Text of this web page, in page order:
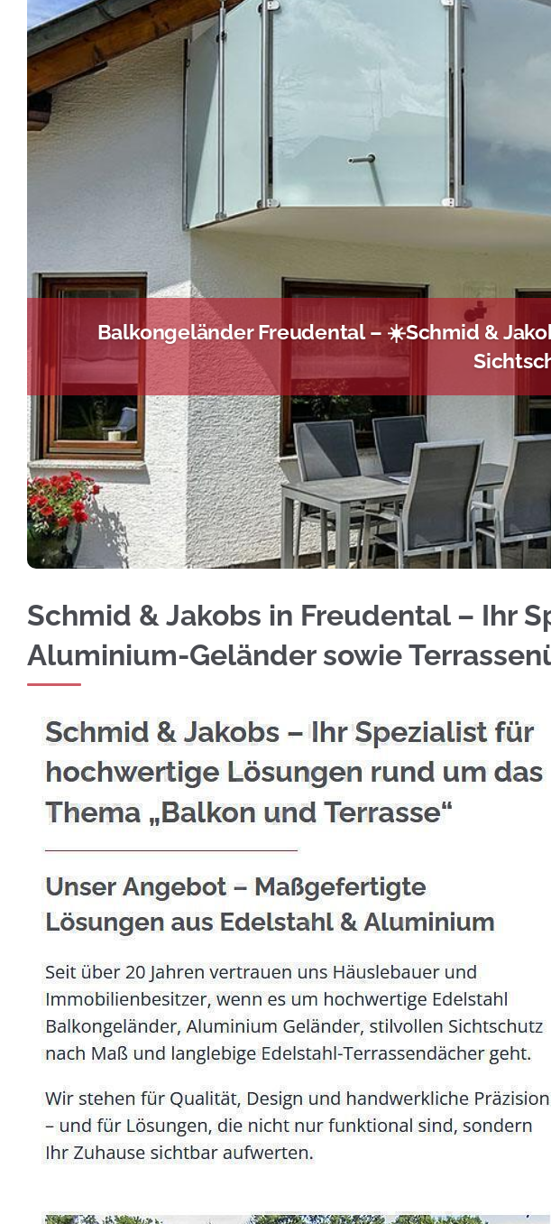
Balkongeländer Freudental – ☀️Schmid &
Informieren Sie sich bei ☀️Schmid & Jakobs für Freudental für
Schmid & Jakobs in Freudental – Ihr
Aluminium-Geländer sowie